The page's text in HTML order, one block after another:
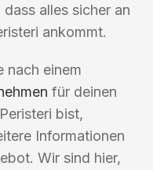
alles sicher an
ankommt.
nach einem
für deinen
bist,
Informationen
Wir sind hier,